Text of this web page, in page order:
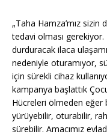
o
k
p
„Taha Hamza’mız
tedavi olması
durduracak ilaca
nedeniyle oturamıyor,
için sürekli cihaz
kampanya başlattık
Hücreleri ölmeden eğer
yürüyebilir, oturabilir,
sürebilir. Amacımız